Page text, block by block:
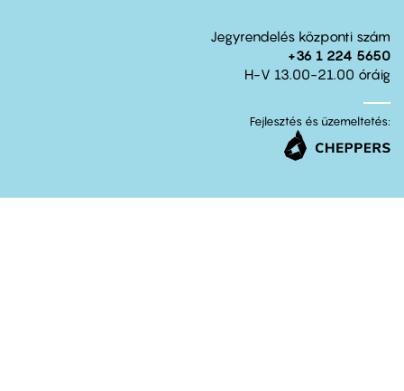
Jegyrendelés központi szám
+36 1 224 5650
H-V 13.00-21.00 óráig
Fejlesztés és üzemeltetés: